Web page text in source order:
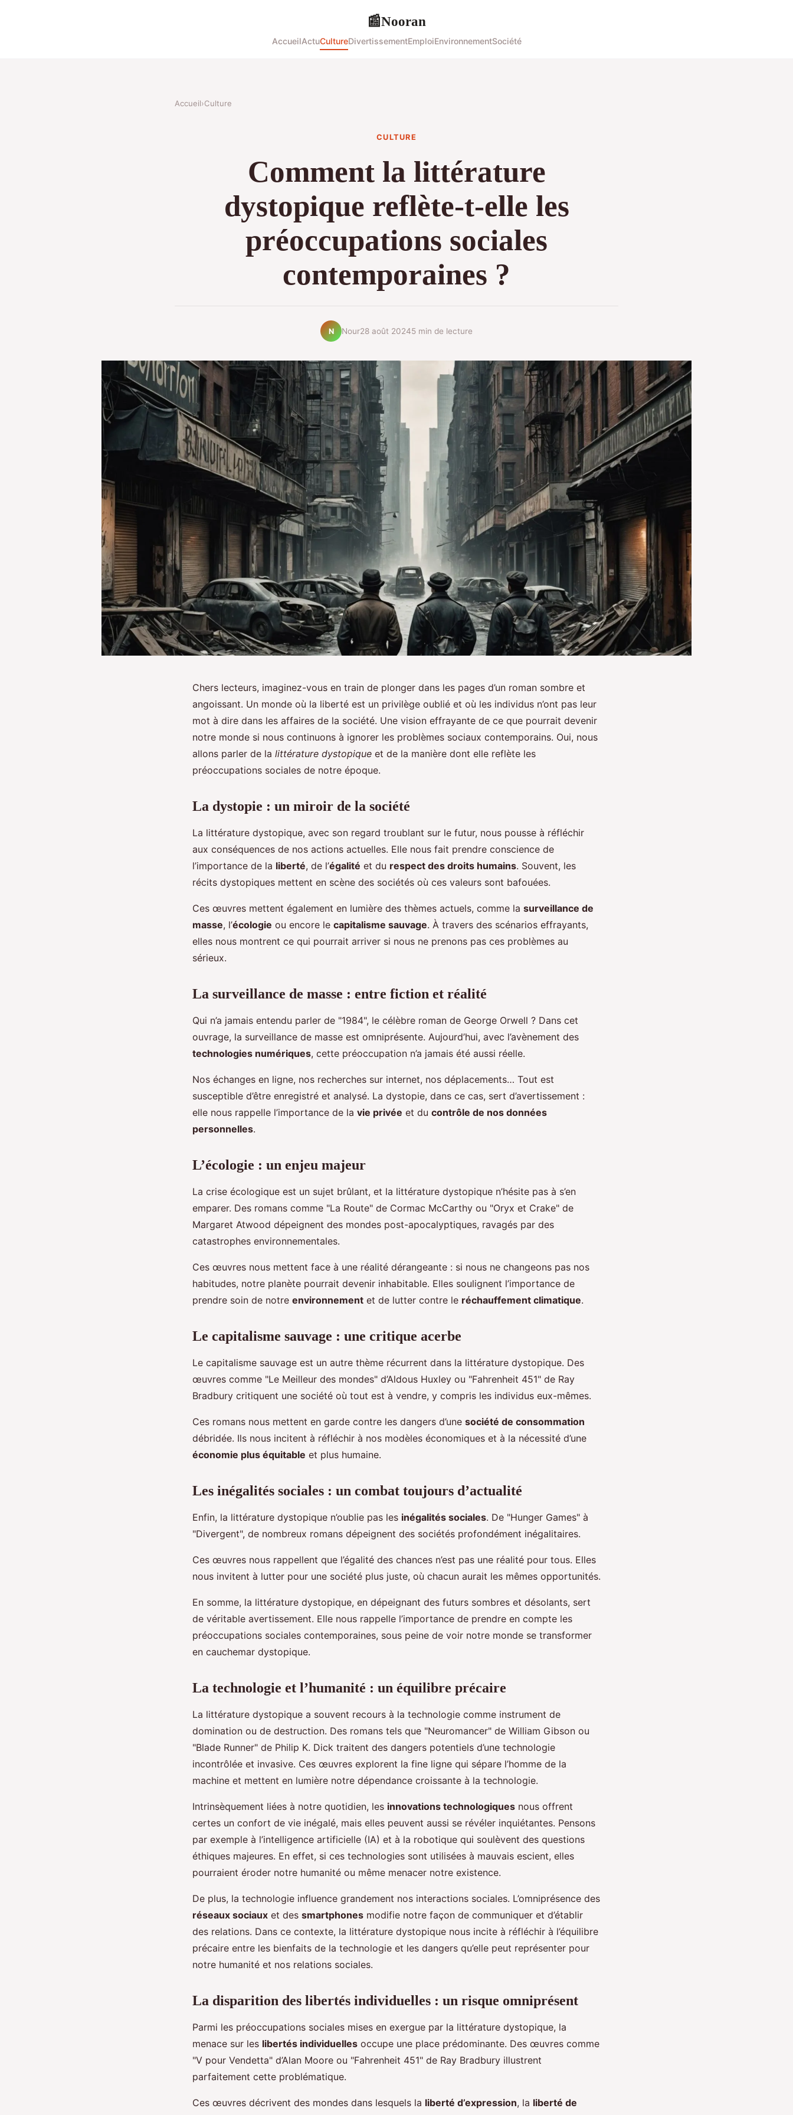
📰Nooran
AccueilActuCultureDivertissementEmploiEnvironnementSociété
Accueil›Culture
CULTURE
Comment la littérature
dystopique reflète-t-elle les
préoccupations sociales
contemporaines ?
N Nour28 août 20245 min de lecture
Chers lecteurs, imaginez-vous en train de plonger dans les pages d’un roman sombre et
angoissant. Un monde où la liberté est un privilège oublié et où les individus n’ont pas leur
mot à dire dans les affaires de la société. Une vision effrayante de ce que pourrait devenir
notre monde si nous continuons à ignorer les problèmes sociaux contemporains. Oui, nous
allons parler de la littérature dystopique et de la manière dont elle reflète les
préoccupations sociales de notre époque.
La dystopie : un miroir de la société
La littérature dystopique, avec son regard troublant sur le futur, nous pousse à réfléchir
aux conséquences de nos actions actuelles. Elle nous fait prendre conscience de
l’importance de la liberté, de l’égalité et du respect des droits humains. Souvent, les
récits dystopiques mettent en scène des sociétés où ces valeurs sont bafouées.
Ces œuvres mettent également en lumière des thèmes actuels, comme la surveillance de
masse, l’écologie ou encore le capitalisme sauvage. À travers des scénarios effrayants,
elles nous montrent ce qui pourrait arriver si nous ne prenons pas ces problèmes au
sérieux.
La surveillance de masse : entre fiction et réalité
Qui n’a jamais entendu parler de "1984", le célèbre roman de George Orwell ? Dans cet
ouvrage, la surveillance de masse est omniprésente. Aujourd’hui, avec l’avènement des
technologies numériques, cette préoccupation n’a jamais été aussi réelle.
Nos échanges en ligne, nos recherches sur internet, nos déplacements… Tout est
susceptible d’être enregistré et analysé. La dystopie, dans ce cas, sert d’avertissement :
elle nous rappelle l’importance de la vie privée et du contrôle de nos données
personnelles.
L’écologie : un enjeu majeur
La crise écologique est un sujet brûlant, et la littérature dystopique n’hésite pas à s’en
emparer. Des romans comme "La Route" de Cormac McCarthy ou "Oryx et Crake" de
Margaret Atwood dépeignent des mondes post-apocalyptiques, ravagés par des
catastrophes environnementales.
Ces œuvres nous mettent face à une réalité dérangeante : si nous ne changeons pas nos
habitudes, notre planète pourrait devenir inhabitable. Elles soulignent l’importance de
prendre soin de notre environnement et de lutter contre le réchauffement climatique.
Le capitalisme sauvage : une critique acerbe
Le capitalisme sauvage est un autre thème récurrent dans la littérature dystopique. Des
œuvres comme "Le Meilleur des mondes" d’Aldous Huxley ou "Fahrenheit 451" de Ray
Bradbury critiquent une société où tout est à vendre, y compris les individus eux-mêmes.
Ces romans nous mettent en garde contre les dangers d’une société de consommation
débridée. Ils nous incitent à réfléchir à nos modèles économiques et à la nécessité d’une
économie plus équitable et plus humaine.
Les inégalités sociales : un combat toujours d’actualité
Enfin, la littérature dystopique n’oublie pas les inégalités sociales. De "Hunger Games" à
"Divergent", de nombreux romans dépeignent des sociétés profondément inégalitaires.
Ces œuvres nous rappellent que l’égalité des chances n’est pas une réalité pour tous. Elles
nous invitent à lutter pour une société plus juste, où chacun aurait les mêmes opportunités.
En somme, la littérature dystopique, en dépeignant des futurs sombres et désolants, sert
de véritable avertissement. Elle nous rappelle l’importance de prendre en compte les
préoccupations sociales contemporaines, sous peine de voir notre monde se transformer
en cauchemar dystopique.
La technologie et l’humanité : un équilibre précaire
La littérature dystopique a souvent recours à la technologie comme instrument de
domination ou de destruction. Des romans tels que "Neuromancer" de William Gibson ou
"Blade Runner" de Philip K. Dick traitent des dangers potentiels d’une technologie
incontrôlée et invasive. Ces œuvres explorent la fine ligne qui sépare l’homme de la
machine et mettent en lumière notre dépendance croissante à la technologie.
Intrinsèquement liées à notre quotidien, les innovations technologiques nous offrent
certes un confort de vie inégalé, mais elles peuvent aussi se révéler inquiétantes. Pensons
par exemple à l’intelligence artificielle (IA) et à la robotique qui soulèvent des questions
éthiques majeures. En effet, si ces technologies sont utilisées à mauvais escient, elles
pourraient éroder notre humanité ou même menacer notre existence.
De plus, la technologie influence grandement nos interactions sociales. L’omniprésence des
réseaux sociaux et des smartphones modifie notre façon de communiquer et d’établir
des relations. Dans ce contexte, la littérature dystopique nous incite à réfléchir à l’équilibre
précaire entre les bienfaits de la technologie et les dangers qu’elle peut représenter pour
notre humanité et nos relations sociales.
La disparition des libertés individuelles : un risque omniprésent
Parmi les préoccupations sociales mises en exergue par la littérature dystopique, la
menace sur les libertés individuelles occupe une place prédominante. Des œuvres comme
"V pour Vendetta" d’Alan Moore ou "Fahrenheit 451" de Ray Bradbury illustrent
parfaitement cette problématique.
Ces œuvres décrivent des mondes dans lesquels la liberté d’expression, la liberté de